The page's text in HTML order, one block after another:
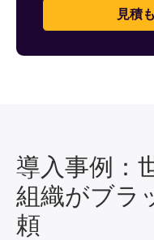
見積
導入事例：
組織がブラ
頼